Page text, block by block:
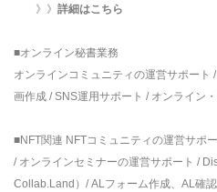
》》 詳細はこちら
■オンライン秘書業務
オンラインコミュニティの運営サポート
画作成 / SNS運用サポート / オンライン
■NFT関連 NFTコミュニティの運営サポ
/ オンラインセミナーの運営サポート /
Collab.Land）/ ALフォーム作成、AL確